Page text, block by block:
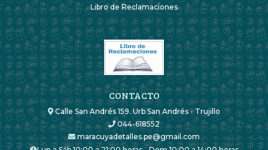
Libro de Reclamaciones
CONTACTO
Calle San Andrés 159. Urb San Andrés - Trujillo
044-618552
maracuyadetalles.pe@gmail.com